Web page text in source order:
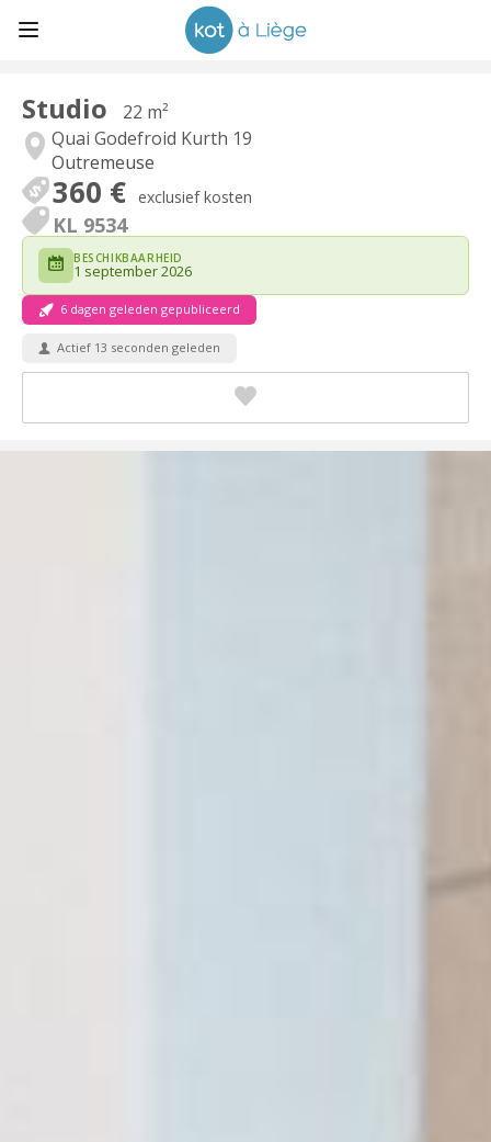
Studio
22 m²
Quai Godefroid Kurth 19
Outremeuse
360 € exclusief kosten
KL 9534
BESCHIKBAARHEID
1 september 2026
6 dagen geleden gepubliceerd
Actief 13 seconden geleden